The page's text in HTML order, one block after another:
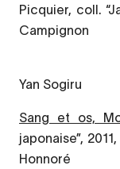
Picquier, coll.
Campignon
Yan Sogiru
Sang et os,
japonaise”,
Honnoré